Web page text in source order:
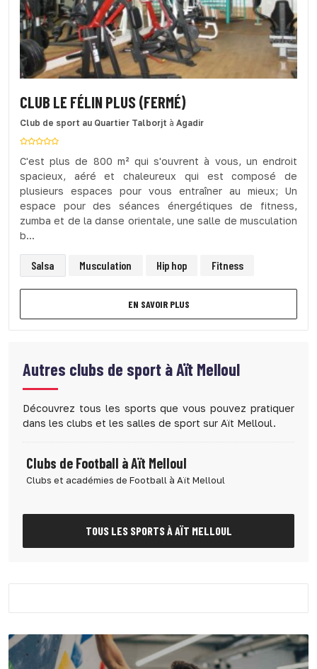
CLUB LE FÉLIN PLUS (FERMÉ)
Club de sport au Quartier Talborjt à Agadir
C'est plus de 800 m² qui s'ouvrent à vous, un endroit
spacieux, aéré et chaleureux qui est composé de
plusieurs espaces pour vous entraîner au mieux; Un
espace pour des séances énergétiques de fitness,
zumba et de la danse orientale, une salle de musculation
b...
Salsa Musculation Hip hop Fitness
EN SAVOIR PLUS
Autres clubs de sport àAït Melloul
Découvrez tous les sports que vous pouvez pratiquer
dans les clubs et les salles de sport sur Aït Melloul.
Clubs de Football à Aït Melloul
Clubs et académies de Football à Aït Melloul
TOUS LES SPORTS À AÏT MELLOUL